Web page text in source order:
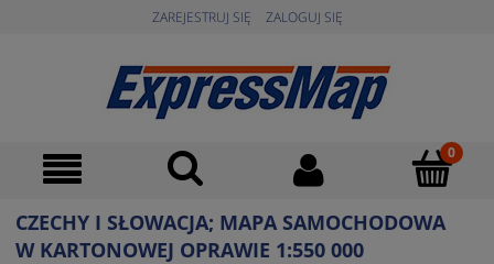
ZAREJESTRUJ SIĘ ZALOGUJ SIĘ
CZECHY I SŁOWACJA; MAPA SAMOCHODOWA
W KARTONOWEJ OPRAWIE 1:550 000